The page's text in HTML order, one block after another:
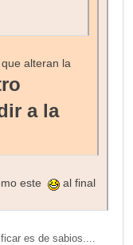
alteran la
a la
este
al final
es de sabios....